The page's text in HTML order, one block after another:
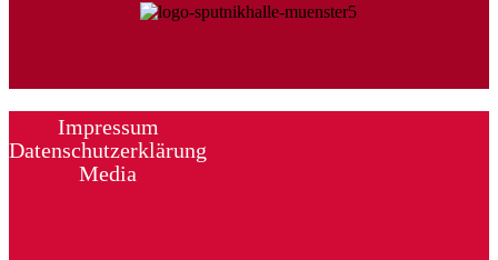
Impressum
Datenschutzerklärung
Media